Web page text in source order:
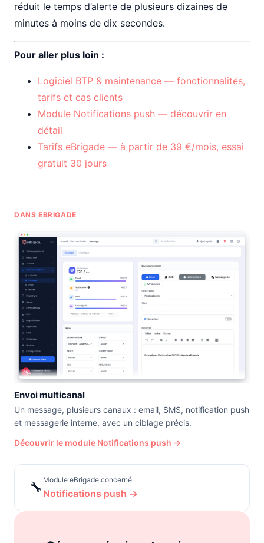
réduit le temps d’alerte de plusieurs dizaines de
minutes à moins de dix secondes.
Pour aller plus loin :
Logiciel BTP & maintenance — fonctionnalités,
tarifs et cas clients
Module Notifications push — découvrir en
détail
Tarifs eBrigade — à partir de 39 €/mois, essai
gratuit 30 jours
DANS EBRIGADE
Envoi multicanal
Un message, plusieurs canaux : email, SMS, notification push
et messagerie interne, avec un ciblage précis.
Découvrir le module Notifications push →
🔧 Module eBrigade concerné
Notifications push →